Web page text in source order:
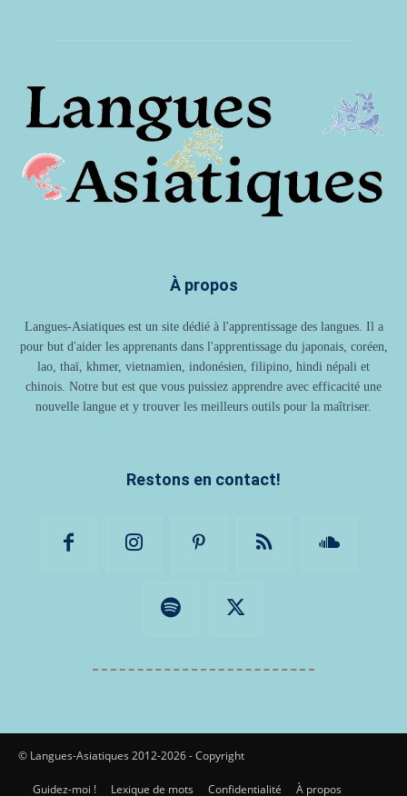
À propos
Langues-Asiatiques est un site dédié à l'apprentissage des langues. Il a
pour but d'aider les apprenants dans l'apprentissage du japonais, coréen,
lao, thaï, khmer, vietnamien, indonésien, filipino, hindi népali et
chinois. Notre but est que vous puissiez apprendre avec efficacité une
nouvelle langue et y trouver les meilleurs outils pour la maîtriser.
Restons en contact!
© Langues-Asiatiques 2012-2026 - Copyright
Guidez-moi ! Lexique de mots Confidentialité À propos